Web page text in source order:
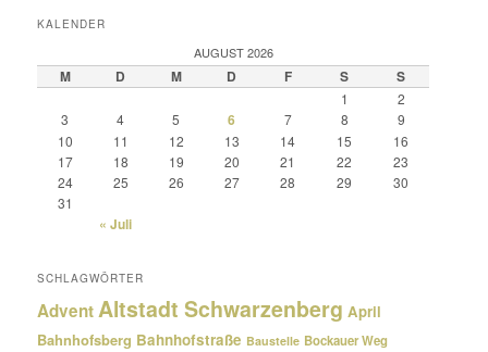
KALENDER
AUGUST 2026
M D M D F S S
1
2
3
4 5 6 7 8
9
10
11 12 13 14 15
16
17
18 19 20 21 22
23
24
25 26 27 28 29
30
31
« Juli
SCHLAGWÖRTER
Advent Altstadt Schwarzenberg April
Bahnhofsberg Bahnhofstraße Baustelle Bockauer Weg